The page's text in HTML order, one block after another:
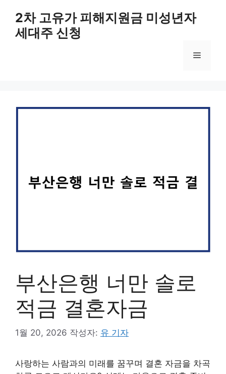
2차 고유가 피해지원금 미성년자
세대주 신청
메
부산은행 너만 솔로
적금 결혼자금
1월 20, 2026 작성자: 유 기자
사랑하는 사람과의 미래를 꿈꾸며 결혼 자금을 차곡